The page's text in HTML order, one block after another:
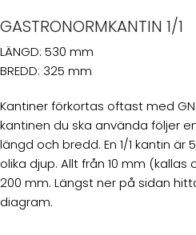
GASTRONORMKANTIN 1/1
LÄNGD: 530 mm
BREDD: 325 mm
Kantiner förkortas oftast med
kantinen du ska använda följer
längd och bredd. En 1/1 kantin är
olika djup. Allt från 10 mm
200 mm. Längst ner på sidan
diagram.